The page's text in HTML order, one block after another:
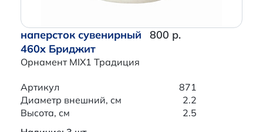
наперсток сувенирный
460x Бриджит
Орнамент MIX1 Традиция
800 р.
Артикул
871
Диаметр внешний, см
2.2
Высота, см
2.5